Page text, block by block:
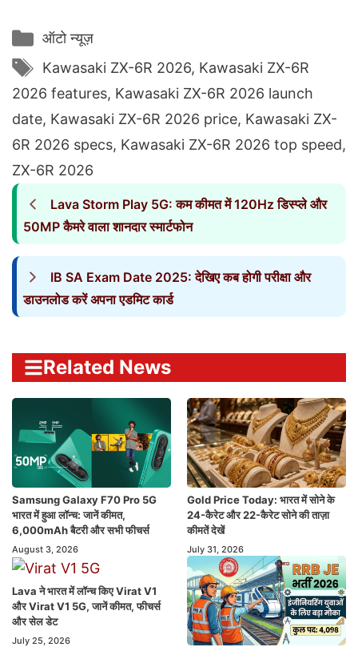
Categories
ऑटो न्यूज़
Tags
Kawasaki ZX-6R 2026, Kawasaki ZX-6R
2026 features, Kawasaki ZX-6R 2026 launch
date, Kawasaki ZX-6R 2026 price, Kawasaki ZX-
6R 2026 specs, Kawasaki ZX-6R 2026 top speed,
ZX-6R 2026
Lava Storm Play 5G: कम कीमत में 120Hz डिस्प्ले और
50MP कैमरे वाला शानदार स्मार्टफोन
IB SA Exam Date 2025: देखिए कब होगी परीक्षा और
डाउनलोड करें अपना एडमिट कार्ड
Related News
Samsung Galaxy F70 Pro 5G
भारत में हुआ लॉन्च: जानें कीमत,
6,000mAh बैटरी और सभी फीचर्स
August 3, 2026
Gold Price Today: भारत में सोने के
24-कैरेट और 22-कैरेट सोने की ताज़ा
कीमतें देखें
July 31, 2026
Lava ने भारत में लॉन्च किए Virat V1
और Virat V1 5G, जानें कीमत, फीचर्स
और सेल डेट
July 25, 2026